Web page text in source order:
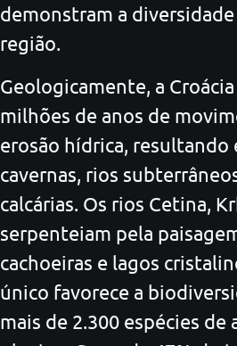
demonstram a
região.
Geologicamente, a
milhões de anos de
erosão hídrica, resultando
cavernas, rios
calcárias. Os rios Cetina,
serpenteiam pela
cachoeiras e lagos
único favorece a
mais de 2.300 espécies de